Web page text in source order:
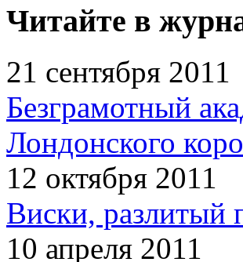
Читайте в
21 сентября 2011
Безграмотный
Лондонского
12 октября 2011
Виски, разлитый
10 апреля 2011